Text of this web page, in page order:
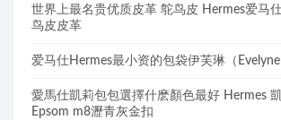
世界上最名贵优质皮革 鸵鸟皮 Hermes爱马
鸟皮皮革
爱马仕Hermes最小资的包袋伊芙琳（
愛馬仕凱莉包包選擇什麽顏色最好 Hermes
Epsom m8瀝青灰金扣